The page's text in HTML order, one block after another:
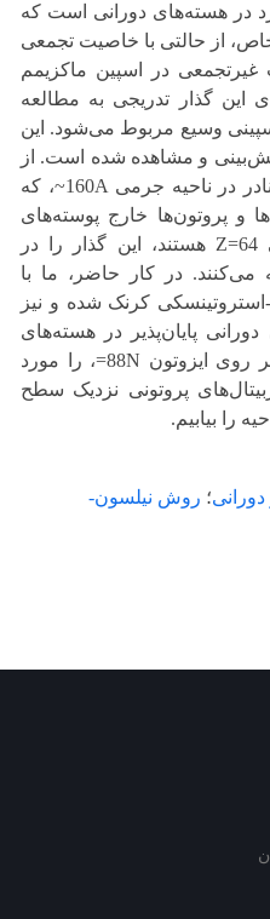
در هسته‌های دورانی است که
از حالتی با خاصیت تجمعی
غیرتجمعی در اسپین ماکزیمم
این گذار تدریجی به مطالعه
وسیع مربوط می‌شود. این
و مشاهده شده است. از
جمله برخی از هسته‌های خاکی نادر در ناحیه جرمی 160A~، که
و پروتون‌ها خارج پوسته‌های
بسته نوترونی 82=N و پروتونی 64=Z هستند، این گذار را در
30 تا 50 تجربه می‌کنند. در کار حاضر، ما با
کرنک شده و نیز
دورانی پایان‌پذیر در هسته‌های
ناحیه جرمی 160A~، با تمرکز بر روی ایزوتون 88N=، را مورد
پروتونی نزدیک سطح
را بیابیم.
دورانی؛ روش نیلسون-